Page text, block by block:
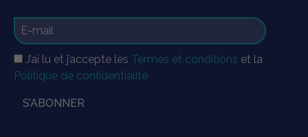
J’ai lu et j’accepte les Termes et conditions et la
Politique de confidentialité
S’ABONNER